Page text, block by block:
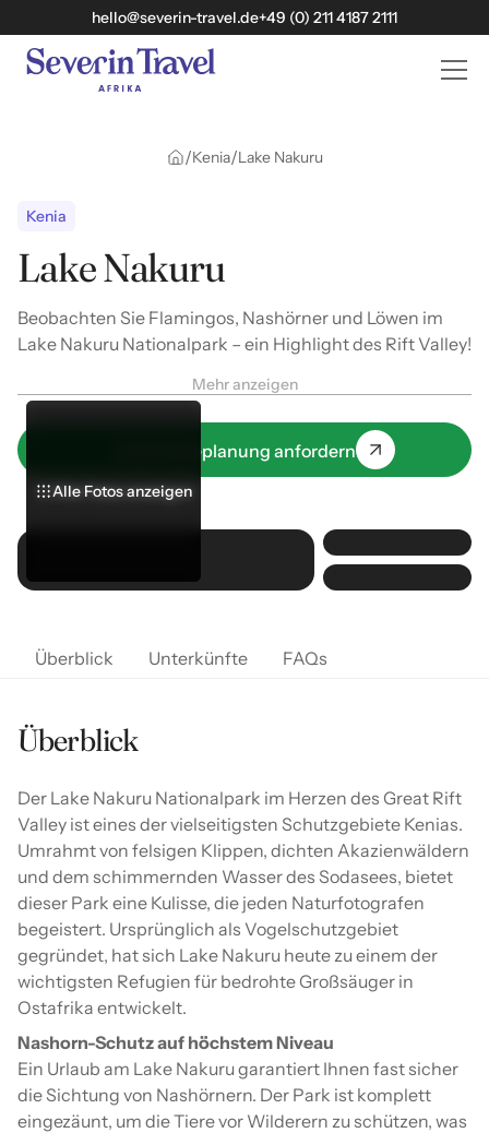
hello@severin-travel.de+49 (0) 211 4187 2111
/Kenia/Lake Nakuru
Kenia
Lake Nakuru
Beobachten Sie Flamingos, Nashörner und Löwen im
Lake Nakuru Nationalpark – ein Highlight des Rift Valley!
Mehr anzeigen
Jetzt Reiseplanung anfordern
Alle Fotos anzeigen
Alle Fotos anzeigen
Alle Fotos anzeigen
Überblick Unterkünfte FAQs
Überblick
Der Lake Nakuru Nationalpark im Herzen des Great Rift
Valley ist eines der vielseitigsten Schutzgebiete Kenias.
Umrahmt von felsigen Klippen, dichten Akazienwäldern
und dem schimmernden Wasser des Sodasees, bietet
dieser Park eine Kulisse, die jeden Naturfotografen
begeistert. Ursprünglich als Vogelschutzgebiet
gegründet, hat sich Lake Nakuru heute zu einem der
wichtigsten Refugien für bedrohte Großsäuger in
Ostafrika entwickelt.
Nashorn-Schutz auf höchstem Niveau
Ein Urlaub am Lake Nakuru garantiert Ihnen fast sicher
die Sichtung von Nashörnern. Der Park ist komplett
eingezäunt, um die Tiere vor Wilderern zu schützen, was